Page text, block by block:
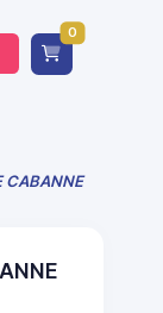
0
CABANNE